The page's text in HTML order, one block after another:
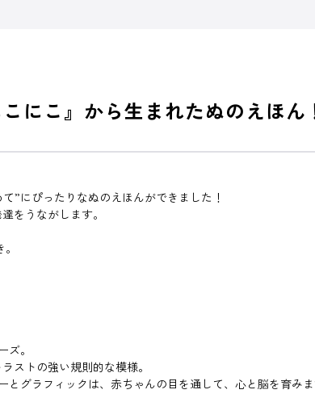
にこ』から生まれたぬのえほん
”にぴったりなぬのえほんができました！
をうながします。
。
ストの強い規則的な模様。
グラフィックは、赤ちゃんの目を通して、心と脳を育みま